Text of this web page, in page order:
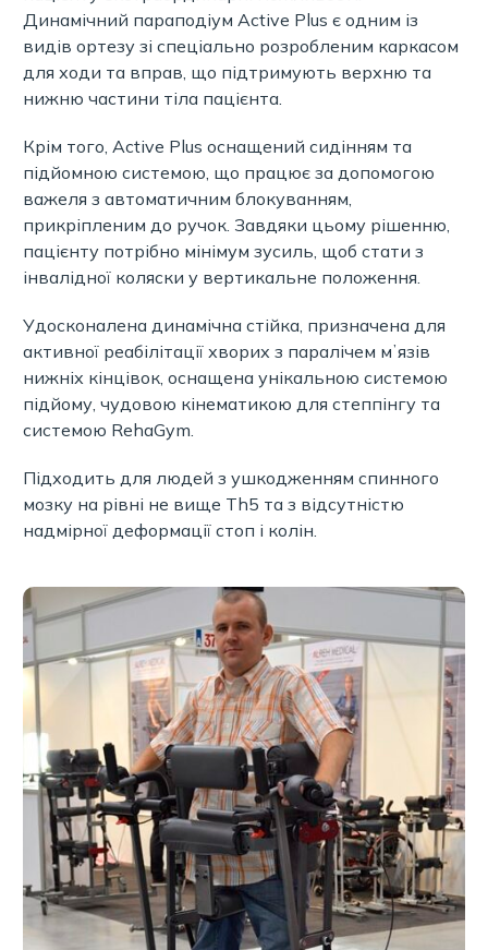
Динамічний параподіум Active Plus є одним із
видів ортезу зі спеціально розробленим каркасом
для ходи та вправ, що підтримують верхню та
нижню частини тіла пацієнта.
Крім того, Active Plus оснащений сидінням та
підйомною системою, що працює за допомогою
важеля з автоматичним блокуванням,
прикріпленим до ручок. Завдяки цьому рішенню,
пацієнту потрібно мінімум зусиль, щоб стати з
інвалідної коляски у вертикальне положення.
Удосконалена динамічна стійка, призначена для
активної реабілітації хворих з паралічем мʼязів
нижніх кінцівок, оснащена унікальною системою
підйому, чудовою кінематикою для степпінгу та
системою RehaGym.
Підходить для людей з ушкодженням спинного
мозку на рівні не вище Th5 та з відсутністю
надмірної деформації стоп і колін.